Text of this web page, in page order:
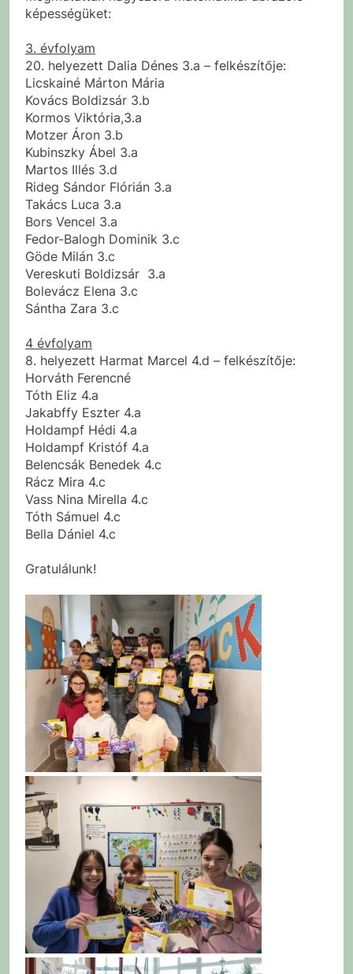
képességüket:
3. évfolyam
20. helyezett Dalia Dénes 3.a – felkészítője:
Licskainé Márton Mária
Kovács Boldizsár 3.b
Kormos Viktória,3.a
Motzer Áron 3.b
Kubinszky Ábel 3.a
Martos Illés 3.d
Rideg Sándor Flórián 3.a
Takács Luca 3.a
Bors Vencel 3.a
Fedor-Balogh Dominik 3.c
Göde Milán 3.c
Vereskuti Boldizsár 3.a
Bolevácz Elena 3.c
Sántha Zara 3.c
4 évfolyam
8. helyezett Harmat Marcel 4.d – felkészítője:
Horváth Ferencné
Tóth Eliz 4.a
Jakabffy Eszter 4.a
Holdampf Hédi 4.a
Holdampf Kristóf 4.a
Belencsák Benedek 4.c
Rácz Mira 4.c
Vass Nina Mirella 4.c
Tóth Sámuel 4.c
Bella Dániel 4.c
Gratulálunk!